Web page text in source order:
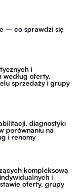
– co sprawdzi się
i
według oferty,
sprzedaży i grupy
diagnostyki
porównaniu na
i renomy
kompleksową
i
oferty, grupy